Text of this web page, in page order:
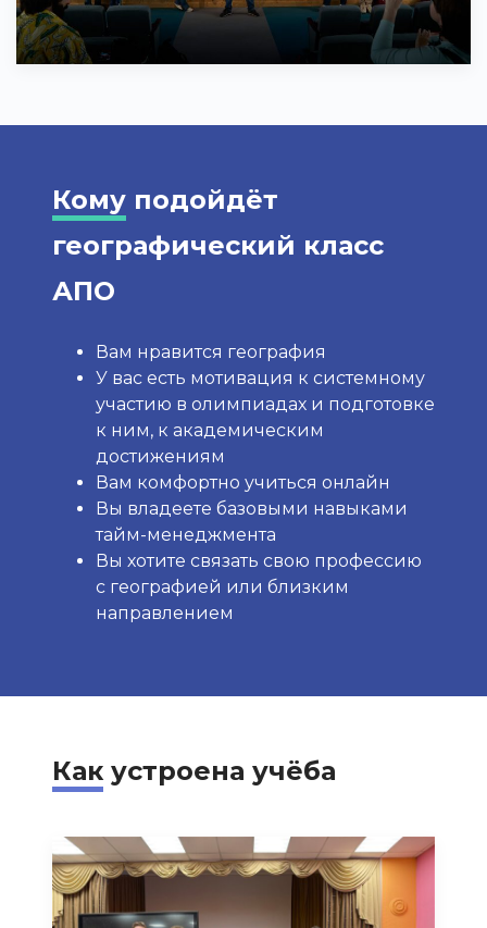
Кому подойдёт
географический класс
АПО
Вам нравится география
У вас есть мотивация к системному
участию в олимпиадах и подготовке
к ним, к академическим
достижениям
Вам комфортно учиться онлайн
Вы владеете базовыми навыками
тайм-менеджмента
Вы хотите связать свою профессию
с географией или близким
направлением
Какустроена учёба